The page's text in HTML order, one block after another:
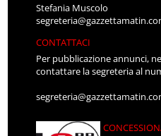
Stefania Muscolo
CONTATTACI
Per pubblicazione annunci,
contattare la segreteria al